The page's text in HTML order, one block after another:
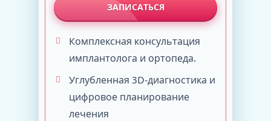
ЗАПИСАТЬСЯ
Комплексная консультация
имплантолога и ортопеда.
Углубленная 3D-диагностика и
цифровое планирование
лечения